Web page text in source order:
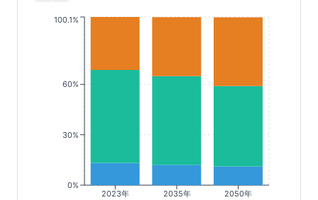
2023年 2035年 2050年
0%
30%
60%
100.1%